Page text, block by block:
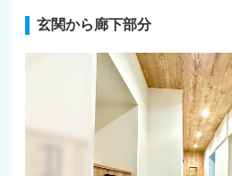
玄関から廊下部分